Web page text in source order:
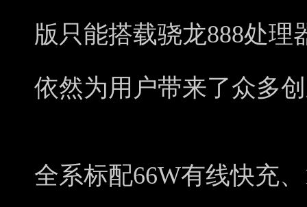
版只能搭载骁龙888处理
依然为用户带来了众多
全系标配66W有线快充